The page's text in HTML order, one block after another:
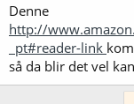
Denne
http://
_pt#reader-link
så da blir det vel